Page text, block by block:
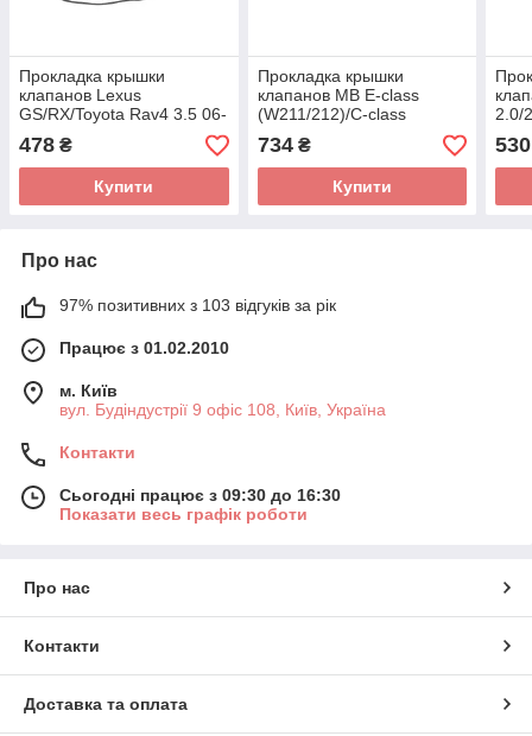
Прокладка крышки
клапанов Lexus
GS/RX/Toyota Rav4 3.5 06-
(L) 452.940 (ELRING)
478 ₴
Купити
Прокладка крышки
клапанов MB E-class
(W211/212)/C-class
(W204/S204) 6.2i 06- (R)
044.150 (ELRING)
734₴
Купити
2.0/
530
Про нас
97% позитивних з 103 відгуків за рік
Працює з 01.02.2010
м. Київ
вул. Будіндустрії 9 офіс 108, Київ, Україна
Контакти
Сьогодні працює з 09:30 до 16:30
Показати весь графік роботи
Про нас
Контакти
Доставка та оплата